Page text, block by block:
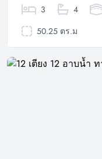
3 4
50.25 ตร.ม